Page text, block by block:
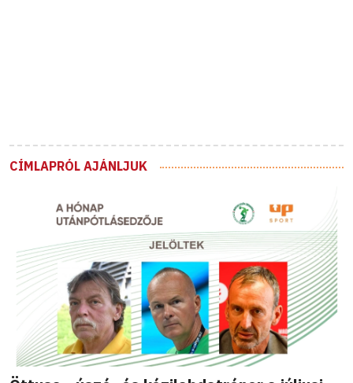
CÍMLAPRÓL AJÁNLJUK